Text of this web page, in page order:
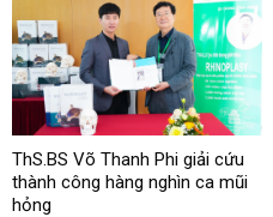
ThS.BS Võ Thanh Phi giải cứu
thành công hàng nghìn ca mũi
hỏng